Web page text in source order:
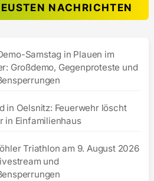
NACHRICHTEN
Samstag in Plauen im
Großdemo, Gegenproteste und
in Oelsnitz: Feuerwehr löscht
in Einfamilienhaus
Triathlon am 9. August 2026
und